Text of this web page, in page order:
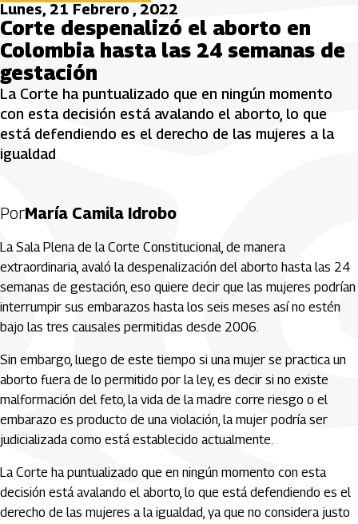
Lunes, 21 Febrero , 2022
Corte despenalizó el aborto en
Colombia hasta las 24 semanas de
gestación
La Corte ha puntualizado que en ningún momento
con esta decisión está avalando el aborto, lo que
está defendiendo es el derecho de las mujeres a la
igualdad
PorMaría Camila Idrobo
La Sala Plena de la Corte Constitucional, de manera
extraordinaria, avaló la despenalización del aborto hasta las 24
semanas de gestación, eso quiere decir que las mujeres podrían
interrumpir sus embarazos hasta los seis meses así no estén
bajo las tres causales permitidas desde 2006.
Sin embargo, luego de este tiempo si una mujer se practica un
aborto fuera de lo permitido por la ley, es decir si no existe
malformación del feto, la vida de la madre corre riesgo o el
embarazo es producto de una violación, la mujer podría ser
judicializada como está establecido actualmente.
La Corte ha puntualizado que en ningún momento con esta
decisión está avalando el aborto, lo que está defendiendo es el
derecho de las mujeres a la igualdad, ya que no considera justo